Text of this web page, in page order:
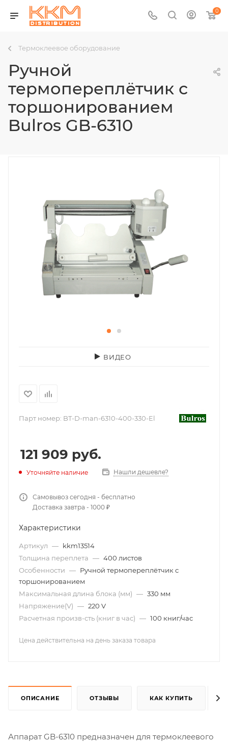
0
Термоклеевое оборудование
Ручной
термопереплётчик с
торшонированием
Bulros GB-6310
ВИДЕО
Парт номер: BT-D-man-6310-400-330-El
121 909 руб.
Уточняйте наличие Нашли дешевле?
Самовывоз сегодня - бесплатно
Доставка завтра - 1000 ₽
Характеристики
Артикул — kkm13514
Толщина переплета — 400 листов
Особенности — Ручной термопереплётчик с
торшонированием
Максимальная длина блока (мм) — 330 мм
Напряжение(V) — 220 V
Расчетная произв-сть (книг в час) — 100 книг/час
Цена действительна на день заказа товара
ОПИСАНИЕ ОТЗЫВЫ КАК КУПИТЬ
Аппарат GB-6310 предназначен для термоклеевого